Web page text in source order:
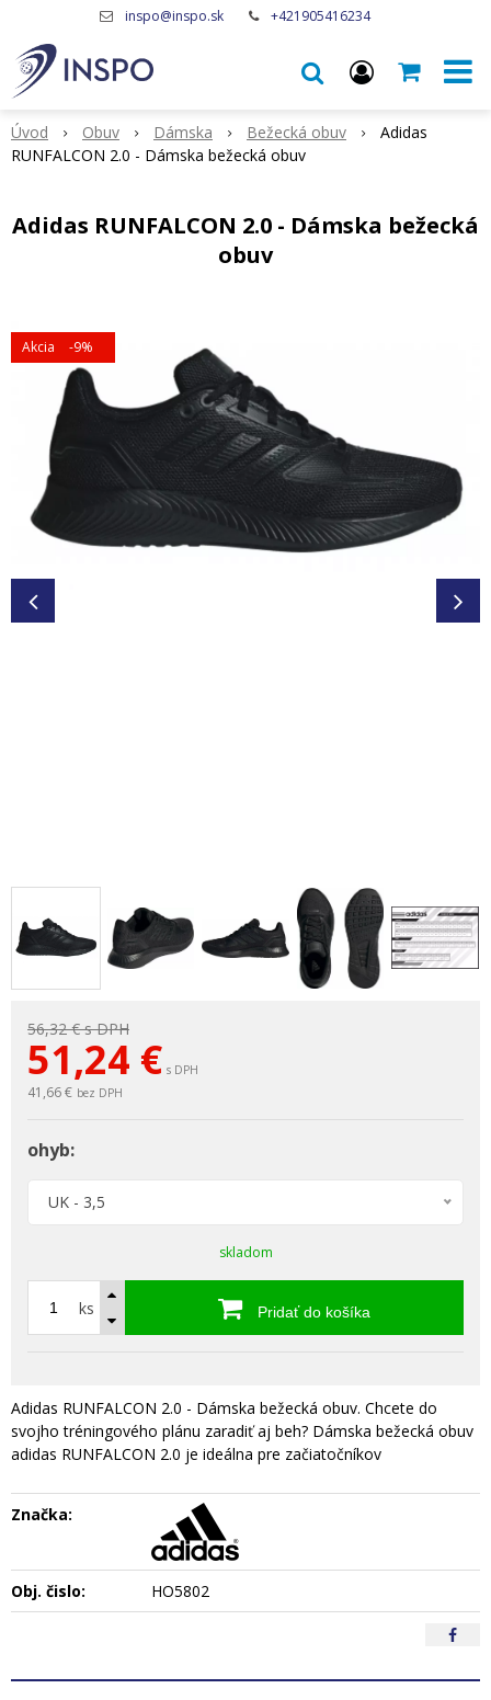
inspo@inspo.sk +421905416234
Úvod Obuv Dámska Bežecká obuv
Adidas
RUNFALCON 2.0 - Dámska bežecká obuv
Adidas RUNFALCON 2.0 - Dámska bežecká
obuv
Akcia -9%
56,32 €s DPH
51,24 € s DPH
41,66 € bez DPH
ohyb:
UK - 3,5
skladom
ks Pridať do košíka
Adidas RUNFALCON 2.0 - Dámska bežecká obuv. Chcete do
svojho tréningového plánu zaradiť aj beh? Dámska bežecká obuv
adidas RUNFALCON 2.0 je ideálna pre začiatočníkov
Značka:
Obj. čislo: HO5802